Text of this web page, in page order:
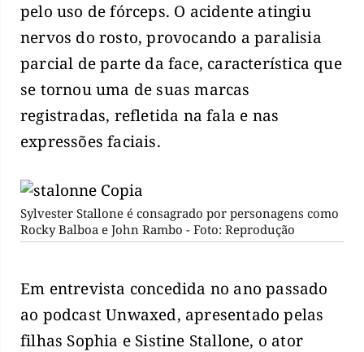
pelo uso de fórceps. O acidente atingiu
nervos do rosto, provocando a paralisia
parcial de parte da face, característica que
se tornou uma de suas marcas
registradas, refletida na fala e nas
expressões faciais.
Sylvester Stallone é consagrado por personagens como
Rocky Balboa e John Rambo - Foto: Reprodução
Em entrevista concedida no ano passado
ao podcast Unwaxed, apresentado pelas
filhas Sophia e Sistine Stallone, o ator